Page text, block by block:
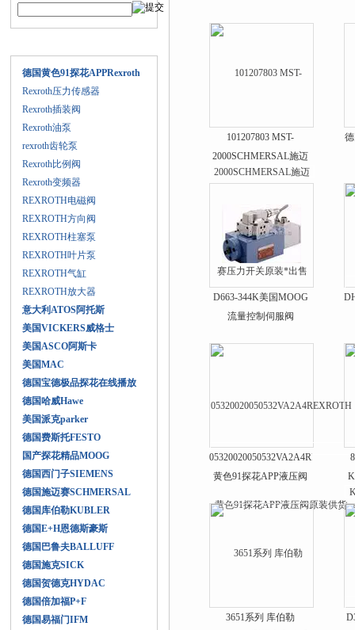
德国黄色91探花APPRexroth
Rexroth压力传感器
Rexroth插装阀
Rexroth油泵
rexroth齿轮泵
Rexroth比例阀
Rexroth变频器
REXROTH电磁阀
REXROTH方向阀
REXROTH柱塞泵
REXROTH叶片泵
REXROTH气缸
REXROTH放大器
意大利ATOS阿托斯
美国VICKERS威格士
美国ASCO阿斯卡
美国MAC
德国宝德极品探花在线播放
德国哈威Hawe
美国派克parker
德国费斯托FESTO
国产探花精品MOOG
德国西门子SIEMENS
德国施迈赛SCHMERSAL
德国库伯勒KUBLER
德国E+H恩德斯豪斯
德国巴鲁夫BALLUFF
德国施克SICK
德国贺德克HYDAC
德国倍加福P+F
德国易福门IFM
101207803 MST-
2000SCHMERSAL施迈
赛压力开关原装*出售
D663-344K美国MOOG
流量控制伺服阀
05320020050532VA2A4REXROTH
黄色91探花APP液压阀
3651系列 库伯勒